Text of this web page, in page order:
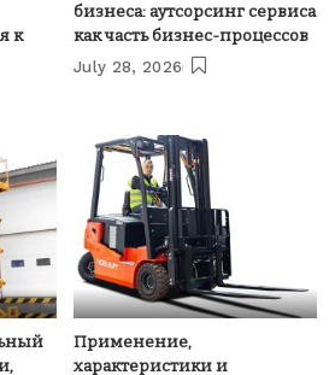
к
бизнеса: аутсорсинг сервиса
как часть бизнес-процессов
July 28, 2026
Применение,
характеристики и